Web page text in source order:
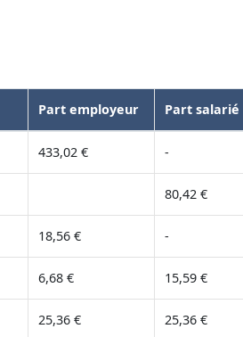
Part employeur Part salarié
433,02 € -
80,42 €
18,56 € -
6,68 € 15,59 €
25,36 € 25,36 €